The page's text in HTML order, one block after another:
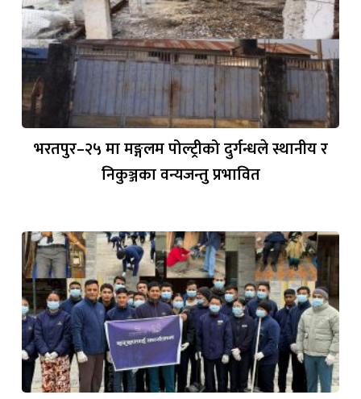
भरतपुर–२५ मा मङ्गलम पोल्ट्रीको दुर्गन्धले स्थानीय र
निकुञ्जका वन्यजन्तु प्रभावित